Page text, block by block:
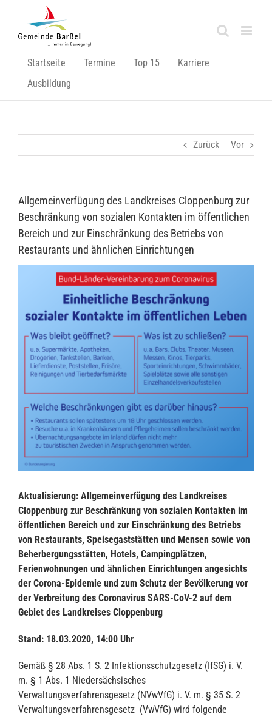
springen
Startseite Termine Top 15
Karriere
Ausbildung
Zurück Vor
Allgemeinverfügung des Landkreises Cloppenburg zur
Beschränkung von sozialen Kontakten im öffentlichen
Bereich und zur Einschränkung des Betriebs von
Restaurants und ähnlichen Einrichtungen
Aktualisierung: Allgemeinverfügung des Landkreises
Cloppenburg zur Beschränkung von sozialen Kontakten im
öffentlichen Bereich und zur Einschränkung des Betriebs
von Restaurants, Speisegaststätten und Mensen sowie von
Beherbergungsstätten, Hotels, Campingplätzen,
Ferienwohnungen und ähnlichen Einrichtungen angesichts
der Corona-Epidemie und zum Schutz der Bevölkerung vor
der Verbreitung des Coronavirus SARS-CoV-2 auf dem
Gebiet des Landkreises Cloppenburg
Stand: 18.03.2020, 14:00 Uhr
Gemäß § 28 Abs. 1 S. 2 Infektionsschutzgesetz (IfSG) i. V.
m. § 1 Abs. 1 Niedersächsisches
Verwaltungsverfahrensgesetz (NVwVfG) i. V. m. § 35 S. 2
Verwaltungsverfahrensgesetz (VwVfG) wird folgende